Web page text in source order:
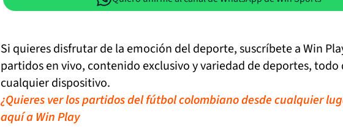
Si quieres disfrutar de la emoción del deporte, suscríbete a Win
partidos en vivo, contenido exclusivo y variedad de deportes, todo
cualquier dispositivo.
¿Quieres ver los partidos del fútbol colombiano desde cualquier
aquí a Win Play